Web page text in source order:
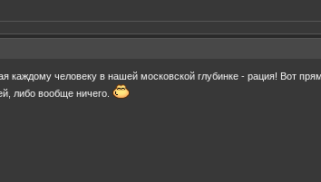
каждому человеку в нашей московской глубинке - рация! Вот
либо вообще ничего.